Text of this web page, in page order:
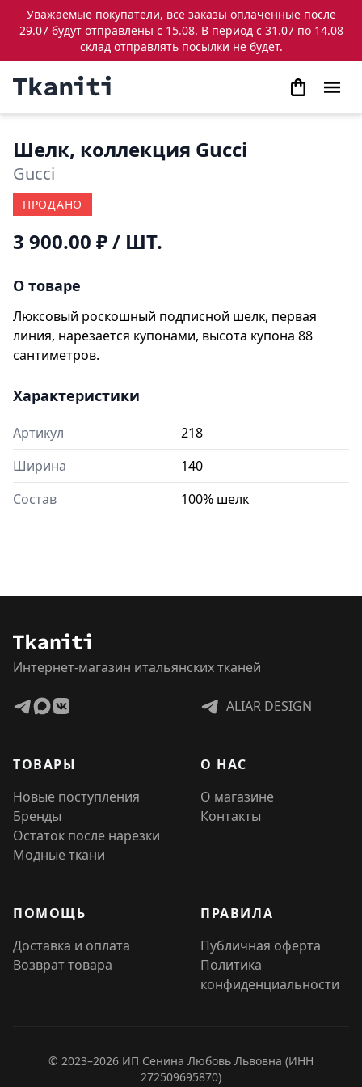
Уважаемые покупатели, все заказы оплаченные после
29.07 будут отправлены с 15.08. В период с 31.07 по 14.08
склад отправлять посылки не будет.
Шелк, коллекция Gucci
Gucci
ПРОДАНО
3 900.00 ₽/ ШТ.
О товаре
Люксовый роскошный подписной шелк, первая
линия, нарезается купонами, высота купона 88
сантиметров.
Характеристики
Артикул
218
Ширина
140
Состав
100% шелк
Интернет-магазин итальянских тканей
ALIAR DESIGN
ТОВАРЫ
Новые поступления
Бренды
Остаток после нарезки
Модные ткани
О НАС
О магазине
Контакты
ПОМОЩЬ
Доставка и оплата
Возврат товара
ПРАВИЛА
Публичная оферта
Политика
конфиденциальности
© 2023–2026 ИП Сенина Любовь Львовна (ИНН
272509695870)